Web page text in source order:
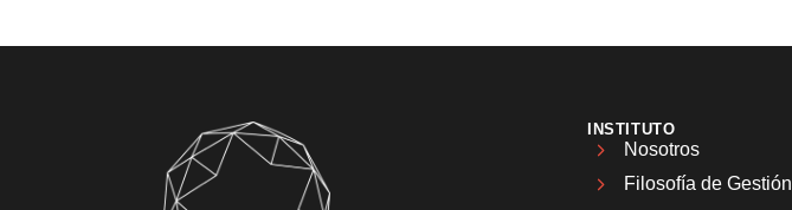
INSTITUTO
Nosotros
Filosofía de Gestión